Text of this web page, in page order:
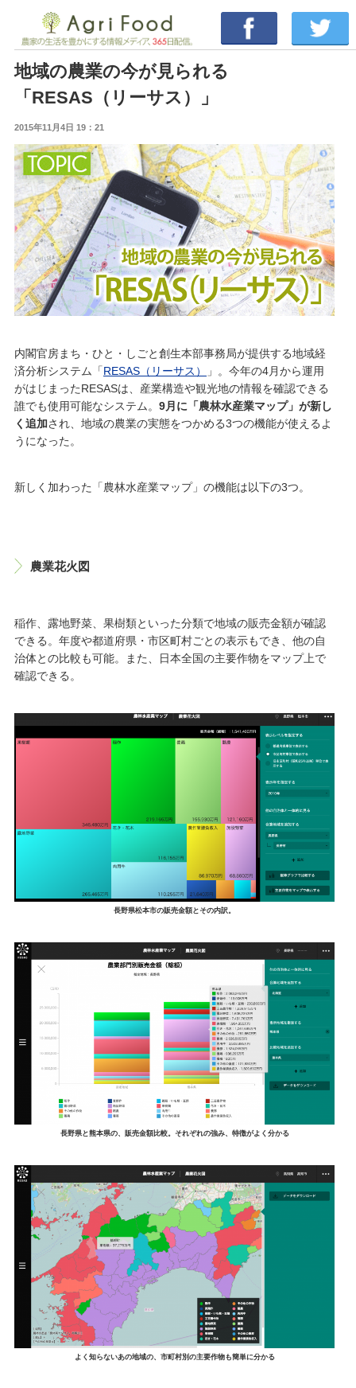
地域の農業の今が見られる
「RESAS（リーサス）」
2015年11月4日 19：21
内閣官房まち・ひと・しごと創生本部事務局が提供する地域経
済分析システム「RESAS（リーサス）
」。今年の4月から運用
がはじまったRESASは、産業構造や観光地の情報を確認できる
誰でも使用可能なシステム。 9月に「農林水産業マップ」が新し
く追加され、地域の農業の実態をつかめる3つの機能が使えるよ
うになった。
新しく加わった「農林水産業マップ」の機能は以下の3つ。
農業花火図
稲作、露地野菜、果樹類といった分類で地域の販売金額が確認
できる。年度や都道府県・市区町村ごとの表示もでき、他の自
治体との比較も可能。また、日本全国の主要作物をマップ上で
確認できる。
長野県松本市の販売金額とその内訳。
長野県と熊本県の、販売金額比較。それぞれの強み、特徴がよく分かる
よく知らないあの地域の、市町村別の主要作物も簡単に分かる